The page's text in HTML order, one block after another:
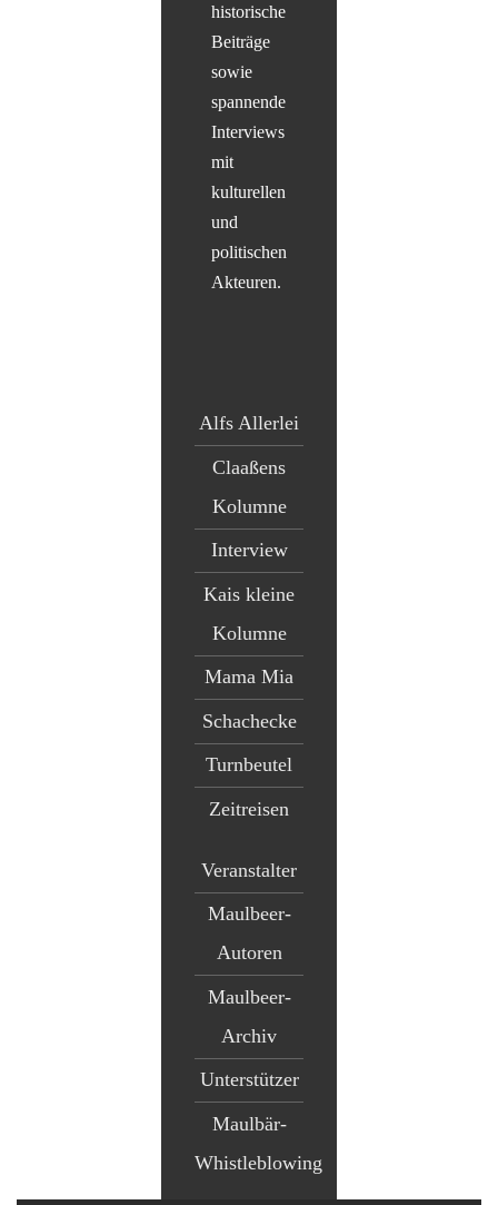
historische
Beiträge
sowie
spannende
Interviews
mit
kulturellen
und
politischen
Akteuren.
Alfs Allerlei
Claaßens
Kolumne
Interview
Kais kleine
Kolumne
Mama Mia
Schachecke
Turnbeutel
Zeitreisen
Veranstalter
Maulbeer-
Autoren
Maulbeer-
Archiv
Unterstützer
Maulbär-
Whistleblowing